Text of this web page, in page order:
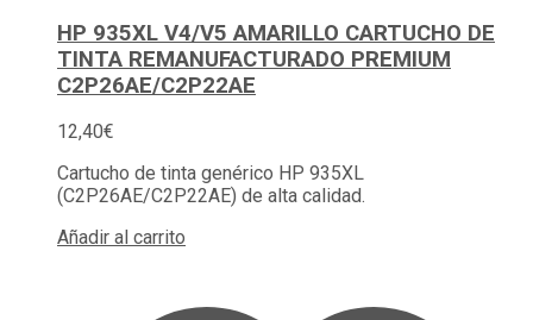
HP 935XL V4/V5 AMARILLO CARTUCHO DE
TINTA REMANUFACTURADO PREMIUM
C2P26AE/C2P22AE
12,40€
Cartucho de tinta genérico HP 935XL
(C2P26AE/C2P22AE) de alta calidad.
Añadir al carrito